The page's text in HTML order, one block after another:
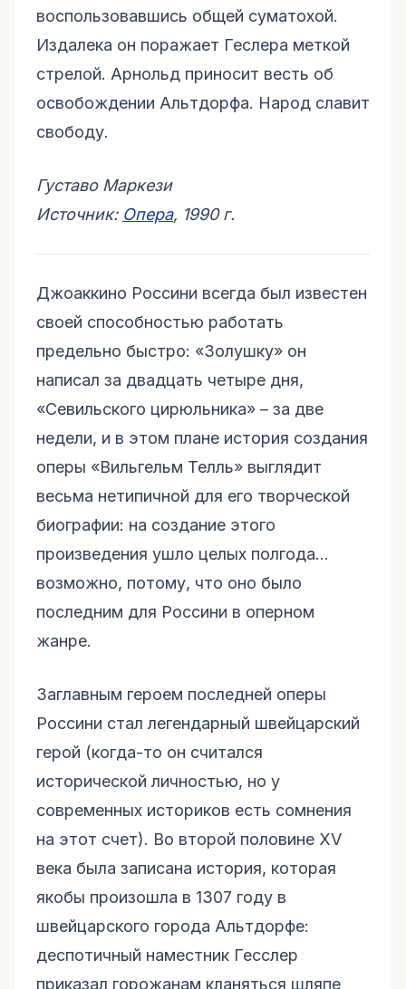
воспользовавшись общей суматохой.
Издалека он поражает Геслера меткой
стрелой. Арнольд приносит весть об
освобождении Альтдорфа. Народ славит
свободу.
Густаво Маркези
Источник: Опера, 1990 г.
Джоаккино Россини всегда был известен
своей способностью работать
предельно быстро: «Золушку» он
написал за двадцать четыре дня,
«Севильского цирюльника» – за две
недели, и в этом плане история создания
оперы «Вильгельм Телль» выглядит
весьма нетипичной для его творческой
биографии: на создание этого
произведения ушло целых полгода…
возможно, потому, что оно было
последним для Россини в оперном
жанре.
Заглавным героем последней оперы
Россини стал легендарный швейцарский
герой (когда-то он считался
исторической личностью, но у
современных историков есть сомнения
на этот счет). Во второй половине XV
века была записана история, которая
якобы произошла в 1307 году в
швейцарского города Альтдорфе:
деспотичный наместник Гесслер
приказал горожанам кланяться шляпе